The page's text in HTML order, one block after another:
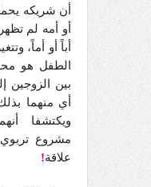
أن شريكه
أو أمه لم
أباً أو أماً،
الطفل هو
بين الزوجين
أي منهما
ويكتشفا
مشروع
علاقة!